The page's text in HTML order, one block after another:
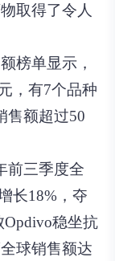
取得了令人
榜单显示，
，有7个品种
售额超过50
前三季度全
长18%，夺
Opdivo稳坐抗
球销售额达